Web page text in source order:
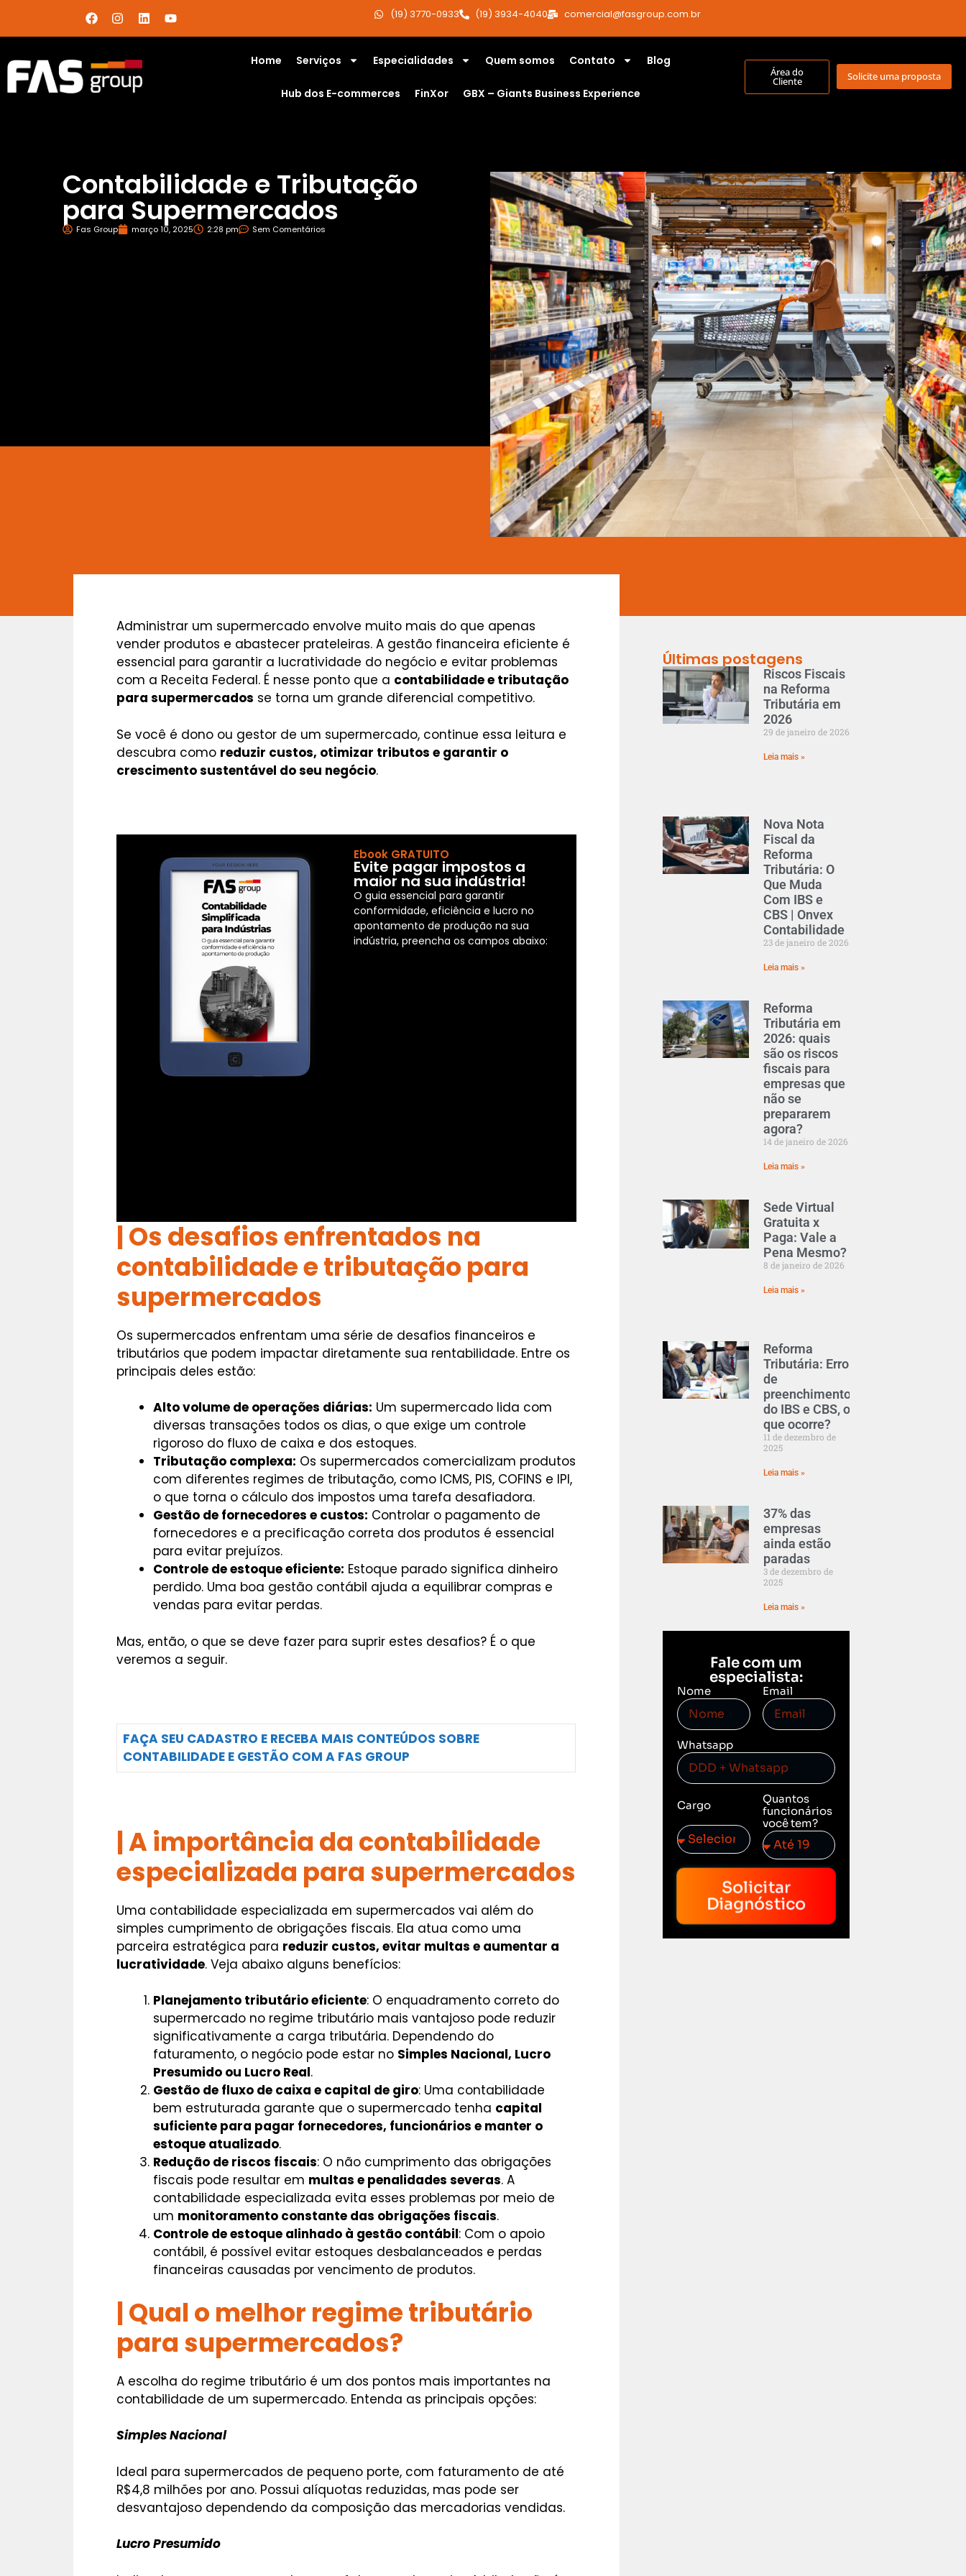
(19) 3770-0933 (19) 3934-4040 comercial@fasgroup.com.br
Home Serviços Especialidades Quem somos Contato Blog
Hub dos E-commerces FinXor GBX – Giants Business Experience
Área do
Cliente Solicite uma proposta
Contabilidade e Tributação
para Supermercados
Fas Group março 10, 2025 2:28 pm Sem Comentários
Últimas postagens
Riscos Fiscais
na Reforma
Tributária em
2026
29 de janeiro de 2026
Leia mais »
Nova Nota
Fiscal da
Reforma
Tributária: O
Que Muda
Com IBS e
CBS | Onvex
Contabilidade
23 de janeiro de 2026
Leia mais »
Reforma
Tributária em
2026: quais
são os riscos
fiscais para
empresas que
não se
prepararem
agora?
14 de janeiro de 2026
Leia mais »
Sede Virtual
Gratuita x
Paga: Vale a
Pena Mesmo?
8 de janeiro de 2026
Leia mais »
Reforma
Tributária: Erro
de
preenchimento
do IBS e CBS, o
que ocorre?
11 de dezembro de
2025
Leia mais »
37% das
empresas
ainda estão
paradas
3 de dezembro de
2025
Leia mais »
Fale com um
especialista:
Nome Email
Whatsapp
Cargo
Quantos
funcionários
você tem?
Solicitar
Diagnóstico
Administrar um supermercado envolve muito mais do que apenas
vender produtos e abastecer prateleiras. A gestão financeira eficiente é
essencial para garantir a lucratividade do negócio e evitar problemas
com a Receita Federal. É nesse ponto que a contabilidade e tributação
para supermercados se torna um grande diferencial competitivo.
Se você é dono ou gestor de um supermercado, continue essa leitura e
descubra como reduzir custos, otimizar tributos e garantir o
crescimento sustentável do seu negócio.
Ebook GRATUITO
Evite pagar impostos a
maior na sua indústria!
O guia essencial para garantir
conformidade, eficiência e lucro no
apontamento de produção na sua
indústria, preencha os campos abaixo:
| Os desafios enfrentados na
contabilidade e tributação para
supermercados
Os supermercados enfrentam uma série de desafios financeiros e
tributários que podem impactar diretamente sua rentabilidade. Entre os
principais deles estão:
Alto volume de operações diárias: Um supermercado lida com
diversas transações todos os dias, o que exige um controle
rigoroso do fluxo de caixa e dos estoques.
Tributação complexa: Os supermercados comercializam produtos
com diferentes regimes de tributação, como ICMS, PIS, COFINS e IPI,
o que torna o cálculo dos impostos uma tarefa desafiadora.
Gestão de fornecedores e custos: Controlar o pagamento de
fornecedores e a precificação correta dos produtos é essencial
para evitar prejuízos.
Controle de estoque eficiente: Estoque parado significa dinheiro
perdido. Uma boa gestão contábil ajuda a equilibrar compras e
vendas para evitar perdas.
Mas, então, o que se deve fazer para suprir estes desafios? É o que
veremos a seguir.
FAÇA SEU CADASTRO E RECEBA MAIS CONTEÚDOS SOBRE
CONTABILIDADE E GESTÃO COM A FAS GROUP
| A importância da contabilidade
especializada para supermercados
Uma contabilidade especializada em supermercados vai além do
simples cumprimento de obrigações fiscais. Ela atua como uma
parceira estratégica para reduzir custos, evitar multas e aumentar a
lucratividade. Veja abaixo alguns benefícios:
Planejamento tributário eficiente: O enquadramento correto do
supermercado no regime tributário mais vantajoso pode reduzir
significativamente a carga tributária. Dependendo do
faturamento, o negócio pode estar no Simples Nacional, Lucro
Presumido ou Lucro Real.
Gestão de fluxo de caixa e capital de giro: Uma contabilidade
bem estruturada garante que o supermercado tenha capital
suficiente para pagar fornecedores, funcionários e manter o
estoque atualizado.
Redução de riscos fiscais: O não cumprimento das obrigações
fiscais pode resultar em multas e penalidades severas. A
contabilidade especializada evita esses problemas por meio de
um monitoramento constante das obrigações fiscais.
Controle de estoque alinhado à gestão contábil: Com o apoio
contábil, é possível evitar estoques desbalanceados e perdas
financeiras causadas por vencimento de produtos.
| Qual o melhor regime tributário
para supermercados?
A escolha do regime tributário é um dos pontos mais importantes na
contabilidade de um supermercado. Entenda as principais opções:
Simples Nacional
Ideal para supermercados de pequeno porte, com faturamento de até
R$4,8 milhões por ano. Possui alíquotas reduzidas, mas pode ser
desvantajoso dependendo da composição das mercadorias vendidas.
Lucro Presumido